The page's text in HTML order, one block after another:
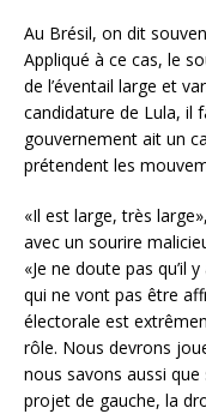
Au Brésil, on dit
Appliqué à ce cas, le
de l’éventail large et
candidature de Lula, il
gouvernement ait un
prétendent les
«Il est large, très
avec un sourire
«Je ne doute pas qu’il
qui ne vont pas être
électorale est
rôle. Nous devrons
nous savons aussi
projet de gauche, la